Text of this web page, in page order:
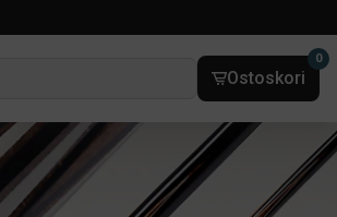
Ostoskori
0